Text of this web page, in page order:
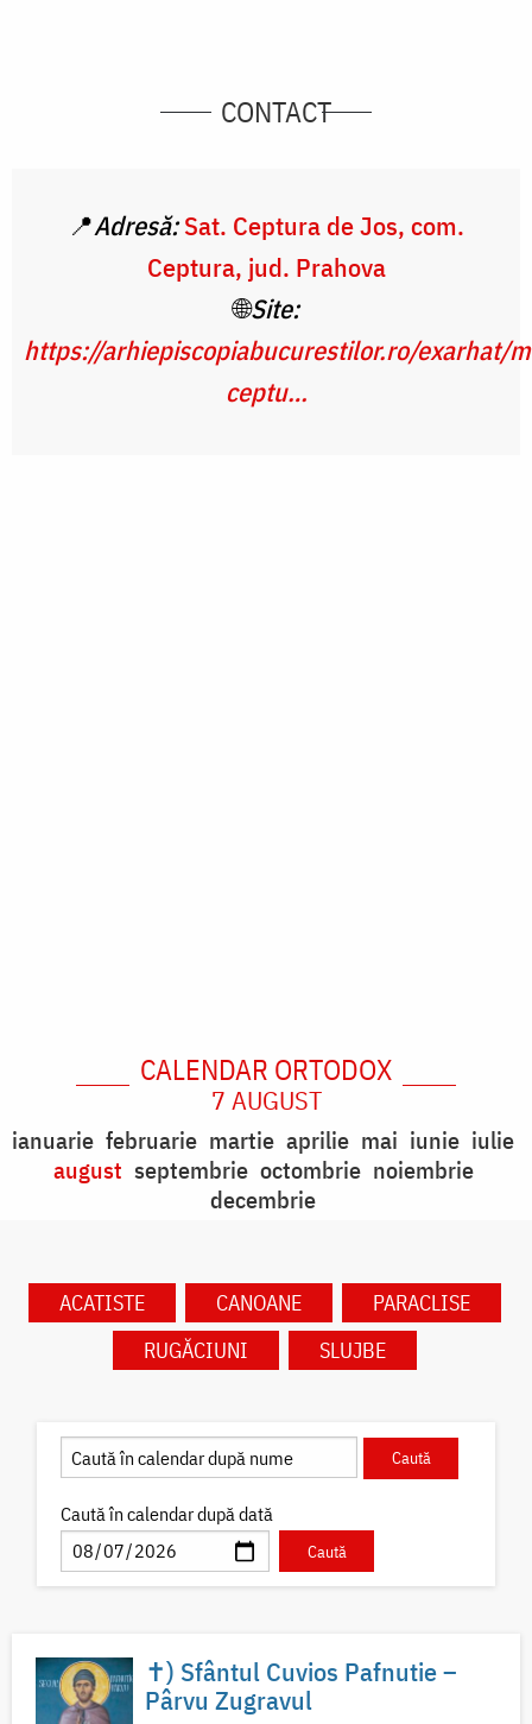
CONTACT
📍Adresă:Sat. Ceptura de Jos, com.
Ceptura, jud. Prahova
🌐Site:
https://arhiepiscopiabucurestilor.ro/exarhat/
ceptu…
CALENDAR ORTODOX
7 AUGUST
ianuarie februarie martie aprilie mai iunie iulie
august septembrie octombrie noiembrie
decembrie
ACATISTE CANOANE
PARACLISE
RUGĂCIUNI
SLUJBE
Caută în calendar după dată
✝) Sfântul Cuvios Pafnutie –
Pârvu Zugravul